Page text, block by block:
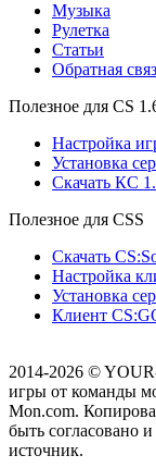
Музыка
Рулетка
Cтатьи
Обратная
Полезное для CS
Настройка
Установка
Скачать КС
Полезное для CSS
Скачать
Настройка
Установка
Клиент
2014-2026 ©
игры от команды
Mon.com.
быть согласовано
источник.